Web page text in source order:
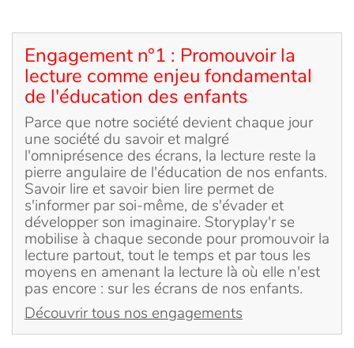
Engagement n°1 : Promouvoir la
lecture comme enjeu fondamental
de l'éducation des enfants
Parce que notre société devient chaque jour
une société du savoir et malgré
l'omniprésence des écrans, la lecture reste la
pierre angulaire de l'éducation de nos enfants.
Savoir lire et savoir bien lire permet de
s'informer par soi-même, de s'évader et
développer son imaginaire. Storyplay'r se
mobilise à chaque seconde pour promouvoir la
lecture partout, tout le temps et par tous les
moyens en amenant la lecture là où elle n'est
pas encore : sur les écrans de nos enfants.
Découvrir tous nos engagements